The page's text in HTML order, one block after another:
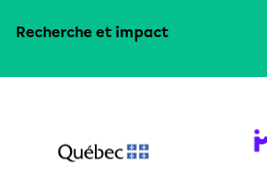
Recherche et impact